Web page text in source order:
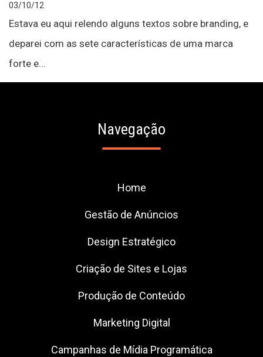
03/10/12
Estava eu aqui relendo alguns textos sobre branding, e
deparei com as sete características de uma marca
forte e...
Navegação
Home
Gestão de Anúncios
Design Estratégico
Criação de Sites e Lojas
Produção de Conteúdo
Marketing Digital
Campanhas de Mídia Programática